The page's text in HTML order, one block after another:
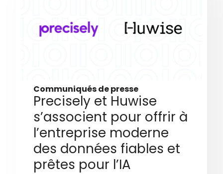
Communiqués de presse
Precisely et Huwise
s’associent pour offrir à
l’entreprise moderne
des données fiables et
prêtes pour l’IA